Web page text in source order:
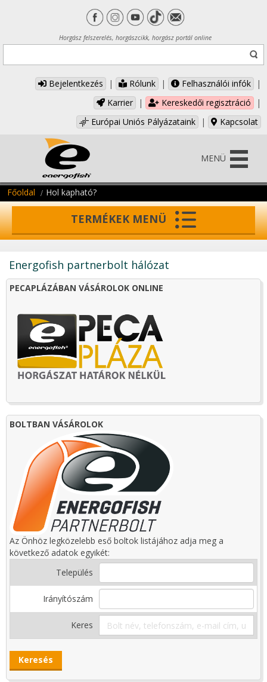
Horgász felszerelés, horgászcikk, horgász portál online
Bejelentkezés | Rólunk | Felhasználói infók
|
Karrier
| Kereskedői regisztráció
|
Európai Uniós Pályázataink
| Kapcsolat
MENÜ
Főoldal Hol kapható?
TERMÉKEK MENÜ
Energofish partnerbolt hálózat
PECAPLÁZÁBAN VÁSÁROLOK ONLINE
BOLTBAN VÁSÁROLOK
Az Önhöz legközelebb eső boltok listájához adja meg a
következő adatok egyikét:
Település
Irányítószám
Keres